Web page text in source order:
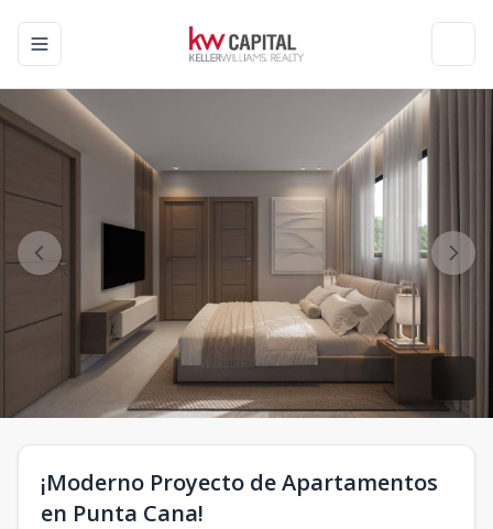
Toggle navigation menu
¡Moderno Proyecto de Apartamentos
en Punta Cana!